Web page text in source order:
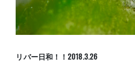
リバー日和！！2018.3.26